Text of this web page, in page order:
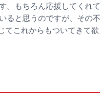
。もちろん応援してくれ
ると思うのですが、その
てこれからもついてきて